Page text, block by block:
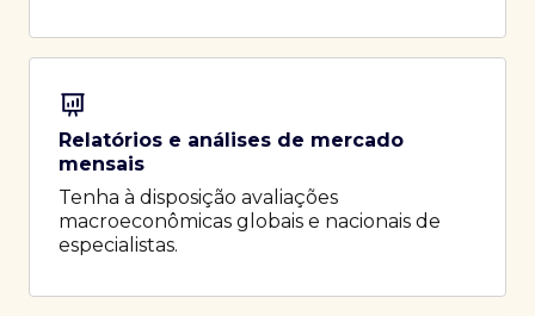
Relatórios e análises de mercado
mensais
Tenha à disposição avaliações
macroeconômicas globais e nacionais de
especialistas.